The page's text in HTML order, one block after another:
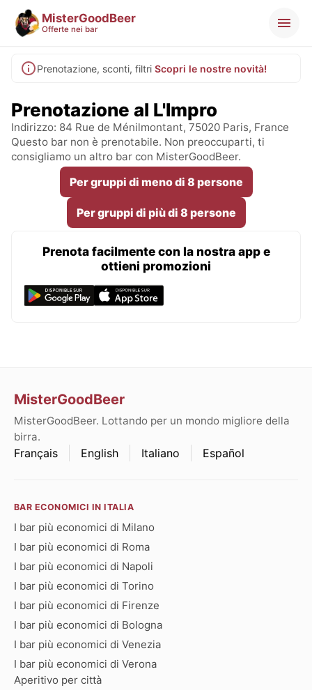
MisterGoodBeer
Offerte nei bar
Prenotazione, sconti, filtri Scopri le nostre novità!
Prenotazione al L'Impro
Indirizzo: 84 Rue de Ménilmontant, 75020 Paris, France
Questo bar non è prenotabile. Non preoccuparti, ti
consigliamo un altro bar con MisterGoodBeer.
Per gruppi di meno di 8 persone
Per gruppi di più di 8 persone
Prenota facilmente con la nostra app e
ottieni promozioni
MisterGoodBeer
MisterGoodBeer. Lottando per un mondo migliore della
birra.
Français English Italiano Español
BAR ECONOMICI IN ITALIA
I bar più economici di Milano
I bar più economici di Roma
I bar più economici di Napoli
I bar più economici di Torino
I bar più economici di Firenze
I bar più economici di Bologna
I bar più economici di Venezia
I bar più economici di Verona
Aperitivo per città